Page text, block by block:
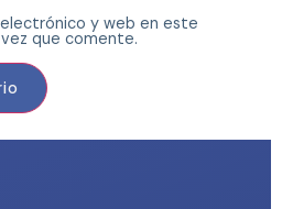
y web en este
que comente.